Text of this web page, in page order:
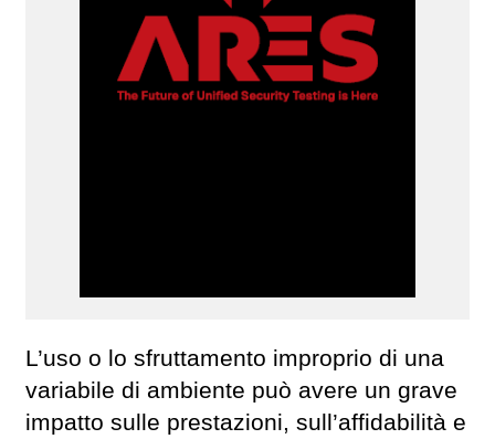
L’uso o lo sfruttamento improprio di una
variabile di ambiente può avere un grave
impatto sulle prestazioni, sull’affidabilità e